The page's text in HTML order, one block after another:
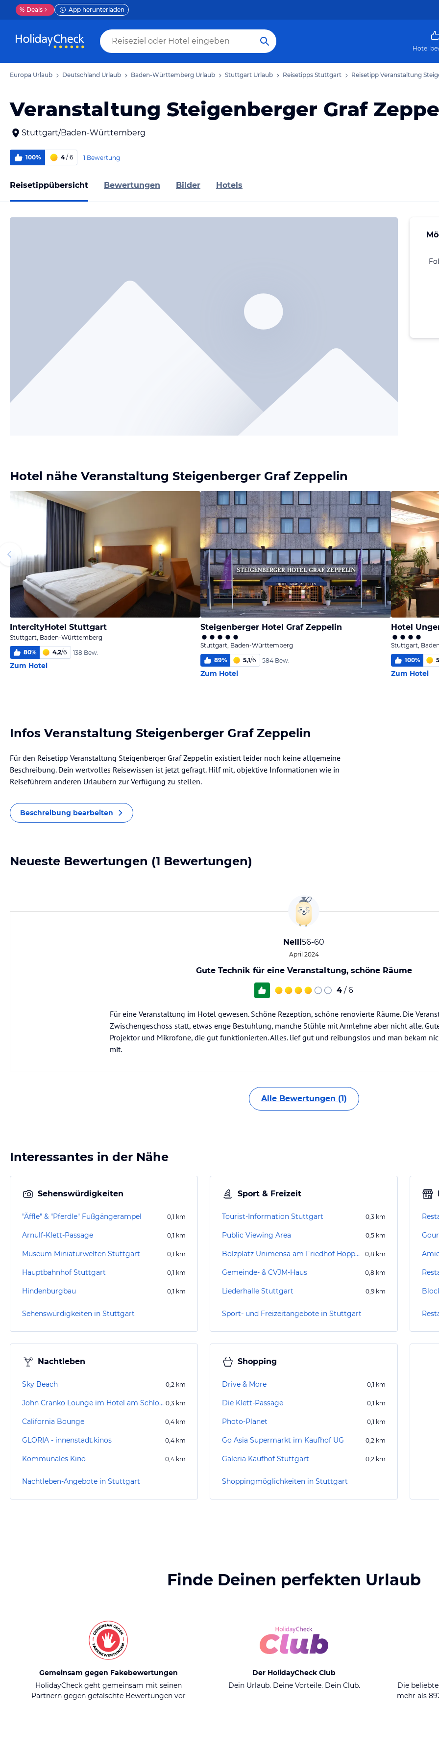
% Deals App herunterladen
Hotel
Europa Urlaub Deutschland Urlaub Baden-Württemberg Urlaub Stuttgart Urlaub Reisetipps Stuttgart Reisetipp Veranstaltung
Veranstaltung Steigenberger Graf
Stuttgart/Baden-Württemberg
100% 4/ 6 1 Bewertung
Reisetippübersicht Bewertungen Bilder Hotels
Hotel nähe Veranstaltung Steigenberger Graf Zeppelin
IntercityHotel Stuttgart
Stuttgart, Baden-Württemberg
80% 4,2/6 138 Bew.
Zum Hotel
Steigenberger Hotel Graf Zeppelin
Stuttgart, Baden-Württemberg
89% 5,1/6 584 Bew.
Zum Hotel
Hotel
Stuttgart,
100%
Zum Hotel
Infos Veranstaltung Steigenberger Graf Zeppelin
Für den Reisetipp Veranstaltung Steigenberger Graf Zeppelin existiert leider noch keine allgemeine
Beschreibung. Dein wertvolles Reisewissen ist jetzt gefragt. Hilf mit, objektive Informationen wie in
Reiseführern anderen Urlaubern zur Verfügung zu stellen.
Beschreibung bearbeiten
Neueste Bewertungen (1 Bewertungen)
Nelli56-60
April 2024
Gute Technik für eine Veranstaltung, schöne Räume
4 / 6
Für eine Veranstaltung im Hotel gewesen. Schöne Rezeption, schöne renovierte Räume. Die
Zwischengeschoss statt, etwas enge Bestuhlung, manche Stühle mit Armlehne aber nicht alle.
Projektor und Mikrofone, die gut funktionierten. Alles. lief gut und reibungslos und man bekam
mit.
Alle Bewertungen (1)
Interessantes in der Nähe
Sehenswürdigkeiten
"Äffle" & "Pferdle" Fußgängerampel 0,1 km
Arnulf-Klett-Passage 0,1 km
Museum Miniaturwelten Stuttgart 0,1 km
Hauptbahnhof Stuttgart 0,1 km
Hindenburgbau 0,1 km
Sehenswürdigkeiten in Stuttgart
Sport & Freizeit
Tourist-Information Stuttgart 0,3 km
Public Viewing Area 0,5 km
Bolzplatz Unimensa am Friedhof Hoppenlau 0,8 km
Gemeinde- & CVJM-Haus 0,8 km
Liederhalle Stuttgart 0,9 km
Sport- und Freizeitangebote in Stuttgart
Nachtleben
Sky Beach 0,2 km
John Cranko Lounge im Hotel am Schloßgarten 0,3 km
California Bounge 0,4 km
GLORIA - innenstadt.kinos 0,4 km
Kommunales Kino 0,4 km
Nachtleben-Angebote in Stuttgart
Shopping
Drive & More 0,1 km
Die Klett-Passage 0,1 km
Photo-Planet 0,1 km
Go Asia Supermarkt im Kaufhof UG 0,2 km
Galeria Kaufhof Stuttgart 0,2 km
Shoppingmöglichkeiten in Stuttgart
Finde Deinen perfekten Urlaub
Gemeinsam gegen Fakebewertungen
HolidayCheck geht gemeinsam mit seinen
Partnern gegen gefälschte Bewertungen vor
Der HolidayCheck Club
Dein Urlaub. Deine Vorteile. Dein Club.
Die
mehr als